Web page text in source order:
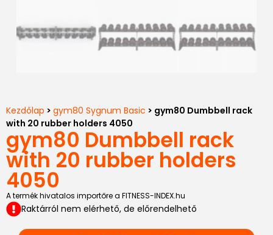
Kezdőlap > gym80 Sygnum Basic > gym80 Dumbbell rack
with 20 rubber holders 4050
gym80 Dumbbell rack
with 20 rubber holders
4050
A termék hivatalos importőre a FITNESS-INDEX.hu
Raktárról nem elérhető, de előrendelhető